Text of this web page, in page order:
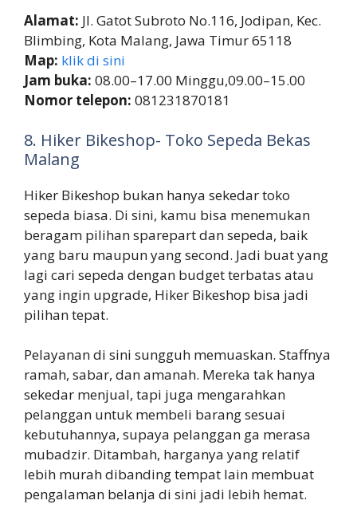
Alamat: Jl. Gatot Subroto No.116, Jodipan, Kec.
Blimbing, Kota Malang, Jawa Timur 65118
Map: klik di sini
Jam buka: 08.00–17.00 Minggu,09.00–15.00
Nomor telepon: 081231870181
8. Hiker Bikeshop- Toko Sepeda Bekas
Malang
Hiker Bikeshop bukan hanya sekedar toko
sepeda biasa. Di sini, kamu bisa menemukan
beragam pilihan sparepart dan sepeda, baik
yang baru maupun yang second. Jadi buat yang
lagi cari sepeda dengan budget terbatas atau
yang ingin upgrade, Hiker Bikeshop bisa jadi
pilihan tepat.
Pelayanan di sini sungguh memuaskan. Staffnya
ramah, sabar, dan amanah. Mereka tak hanya
sekedar menjual, tapi juga mengarahkan
pelanggan untuk membeli barang sesuai
kebutuhannya, supaya pelanggan ga merasa
mubadzir. Ditambah, harganya yang relatif
lebih murah dibanding tempat lain membuat
pengalaman belanja di sini jadi lebih hemat.